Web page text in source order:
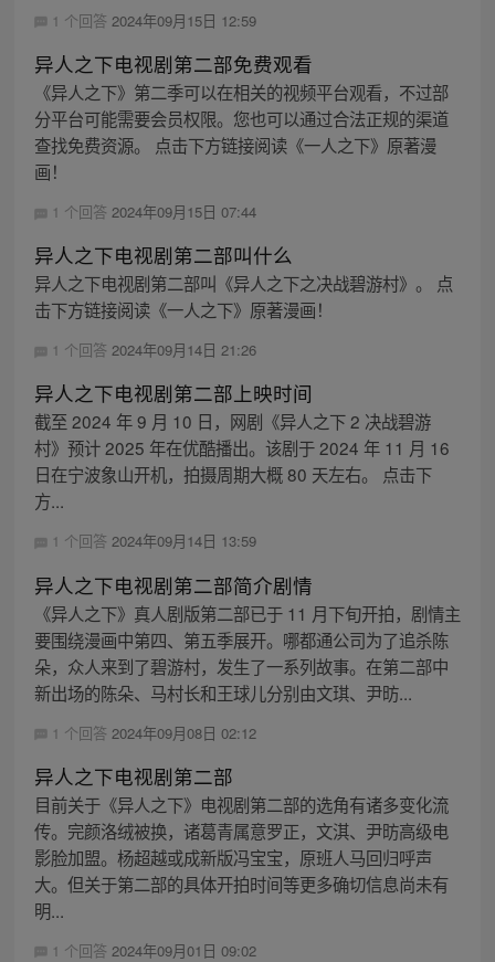
1 个回答 2024年09月15日 12:59
异人之下电视剧第二部免费观看
《异人之下》第二季可以在相关的视频平台观看，不过部
分平台可能需要会员权限。您也可以通过合法正规的渠道
查找免费资源。 点击下方链接阅读《一人之下》原著漫
画！
1 个回答 2024年09月15日 07:44
异人之下电视剧第二部叫什么
异人之下电视剧第二部叫《异人之下之决战碧游村》。 点
击下方链接阅读《一人之下》原著漫画！
1 个回答 2024年09月14日 21:26
异人之下电视剧第二部上映时间
截至 2024 年 9 月 10 日，网剧《异人之下 2 决战碧游
村》预计 2025 年在优酷播出。该剧于 2024 年 11 月 16
日在宁波象山开机，拍摄周期大概 80 天左右。 点击下
方...
1 个回答 2024年09月14日 13:59
异人之下电视剧第二部简介剧情
《异人之下》真人剧版第二部已于 11 月下旬开拍，剧情主
要围绕漫画中第四、第五季展开。哪都通公司为了追杀陈
朵，众人来到了碧游村，发生了一系列故事。在第二部中
新出场的陈朵、马村长和王球儿分别由文琪、尹昉...
1 个回答 2024年09月08日 02:12
异人之下电视剧第二部
目前关于《异人之下》电视剧第二部的选角有诸多变化流
传。完颜洛绒被换，诸葛青属意罗正，文淇、尹昉高级电
影脸加盟。杨超越或成新版冯宝宝，原班人马回归呼声
大。但关于第二部的具体开拍时间等更多确切信息尚未有
明...
1 个回答 2024年09月01日 09:02